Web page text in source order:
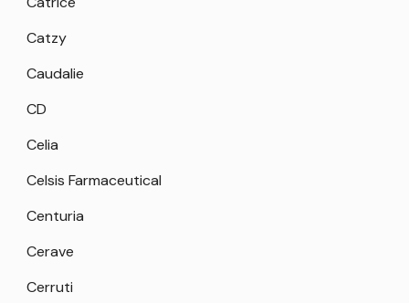
Catzy
Caudalie
CD
Celia
Celsis Farmaceutical
Centuria
Cerave
Cerruti